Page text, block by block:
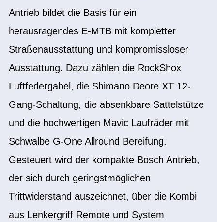
Antrieb bildet die Basis für ein
herausragendes E-MTB mit kompletter
Straßenausstattung und kompromissloser
Ausstattung. Dazu zählen die RockShox
Luftfedergabel, die Shimano Deore XT 12-
Gang-Schaltung, die absenkbare Sattelstütze
und die hochwertigen Mavic Laufräder mit
Schwalbe G-One Allround Bereifung.
Gesteuert wird der kompakte Bosch Antrieb,
der sich durch geringstmöglichen
Trittwiderstand auszeichnet, über die Kombi
aus Lenkergriff Remote und System